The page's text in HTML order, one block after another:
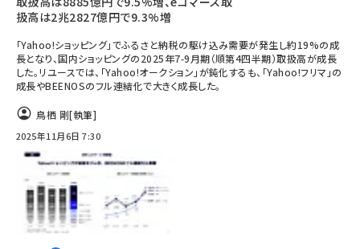
扱高は2兆2827億円で9.3%増
「Yahoo!ショッピング」でふるさと納税の駆け込み需要が発生し約19%の成
長となり、国内ショッピングの2025年7-9月期（順第4四半期）取扱高が成長
した。リユースでは、「Yahoo!オークション」が鈍化するも、「Yahoo!フリマ」の
成長やBEENOSのフル連結化で大きく成長した。
鳥栖 剛[執筆]
2025年11月6日 7:30